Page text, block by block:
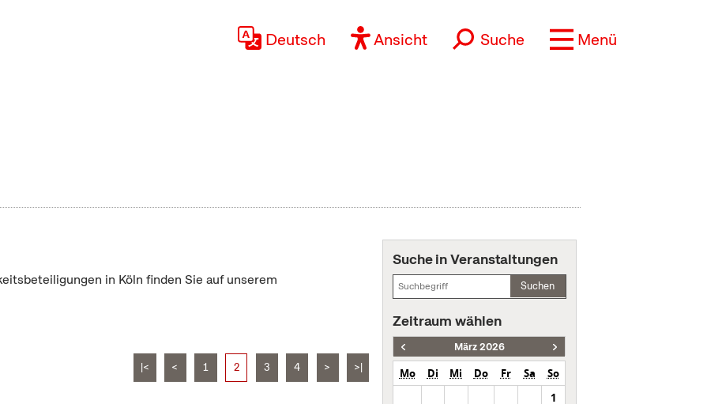
Deutsch Ansicht Suche Menü
in Köln finden Sie auf unserem
|< < 1 2 3 4 > >|
Suche in Veranstaltungen
Suchen
Zeitraum wählen
März 2026
Mo Di Mi Do Fr Sa
So
1